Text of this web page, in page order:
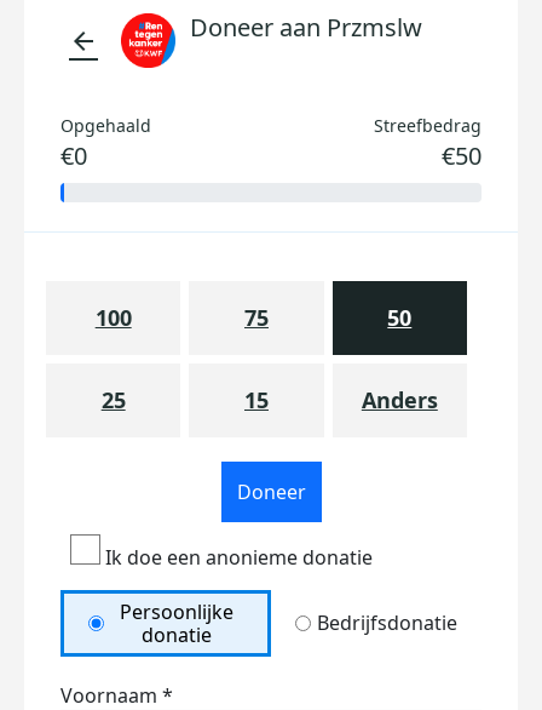
arrow_back Doneer aan Przmslw
Opgehaald
€0
Streefbedrag
€50
100 75 50
25 15 Anders
Doneer
Ik doe een anonieme donatie
Persoonlijke
donatie
Bedrijfsdonatie
Voornaam *